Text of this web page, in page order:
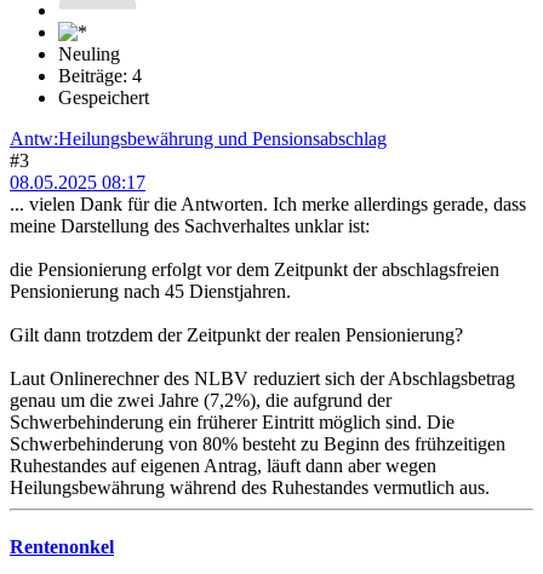
Neuling
Beiträge: 4
Gespeichert
Antw:Heilungsbewährung und Pensionsabschlag
#3
08.05.2025 08:17
... vielen Dank für die Antworten. Ich merke allerdings gerade, dass
meine Darstellung des Sachverhaltes unklar ist:
die Pensionierung erfolgt vor dem Zeitpunkt der abschlagsfreien
Pensionierung nach 45 Dienstjahren.
Gilt dann trotzdem der Zeitpunkt der realen Pensionierung?
Laut Onlinerechner des NLBV reduziert sich der Abschlagsbetrag
genau um die zwei Jahre (7,2%), die aufgrund der
Schwerbehinderung ein früherer Eintritt möglich sind. Die
Schwerbehinderung von 80% besteht zu Beginn des frühzeitigen
Ruhestandes auf eigenen Antrag, läuft dann aber wegen
Heilungsbewährung während des Ruhestandes vermutlich aus.
Rentenonkel